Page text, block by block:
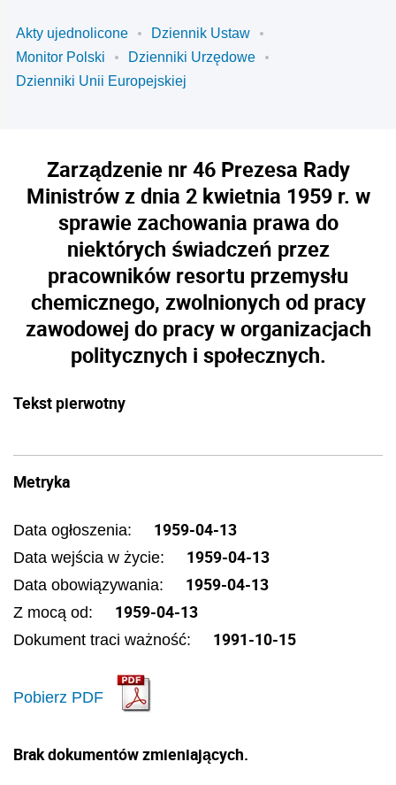
Akty ujednolicone
Dziennik Ustaw
Monitor Polski
Dzienniki Urzędowe
Dzienniki Unii Europejskiej
Zarządzenie nr 46 Prezesa Rady
Ministrów z dnia 2 kwietnia 1959 r. w
sprawie zachowania prawa do
niektórych świadczeń przez
pracowników resortu przemysłu
chemicznego, zwolnionych od pracy
zawodowej do pracy w organizacjach
politycznych i społecznych.
Tekst pierwotny
Metryka
Data ogłoszenia: 1959-04-13
Data wejścia w życie: 1959-04-13
Data obowiązywania: 1959-04-13
Z mocą od: 1959-04-13
Dokument traci ważność: 1991-10-15
Pobierz PDF
Brak dokumentów zmieniających.